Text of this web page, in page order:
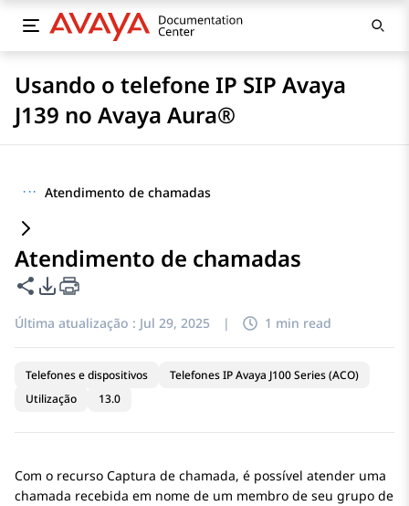
Usando o telefone IP SIP Avaya
J139 no Avaya Aura®
··· Atendimento de chamadas
Atendimento de chamadas
Compartilhar esta página
Opções de exportação de PDF
Última atualização : Jul 29, 2025 | 1 min read
Telefones e dispositivos
Telefones IP Avaya J100 Series (ACO)
Utilização
13.0
Com o recurso Captura de chamada, é possível atender uma
chamada recebida em nome de um membro de seu grupo de